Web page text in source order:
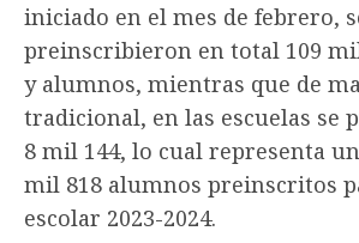
iniciado en el mes de febrero,
preinscribieron en total 109
y alumnos, mientras que de
tradicional, en las escuelas se
8 mil 144, lo cual representa
mil 818 alumnos preinscritos
escolar 2023-2024.